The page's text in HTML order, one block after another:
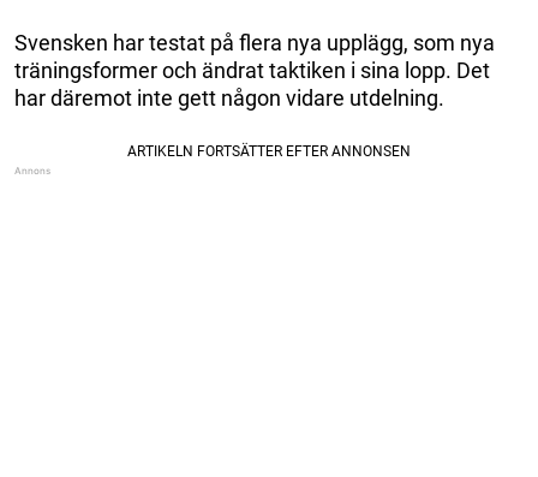
Svensken har testat på flera nya upplägg, som nya
träningsformer och ändrat taktiken i sina lopp. Det
har däremot inte gett någon vidare utdelning.